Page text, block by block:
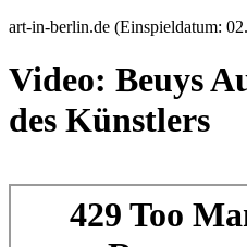
art-in-berlin.de (Einspieldatum:
Video: Beuys
des Künstlers